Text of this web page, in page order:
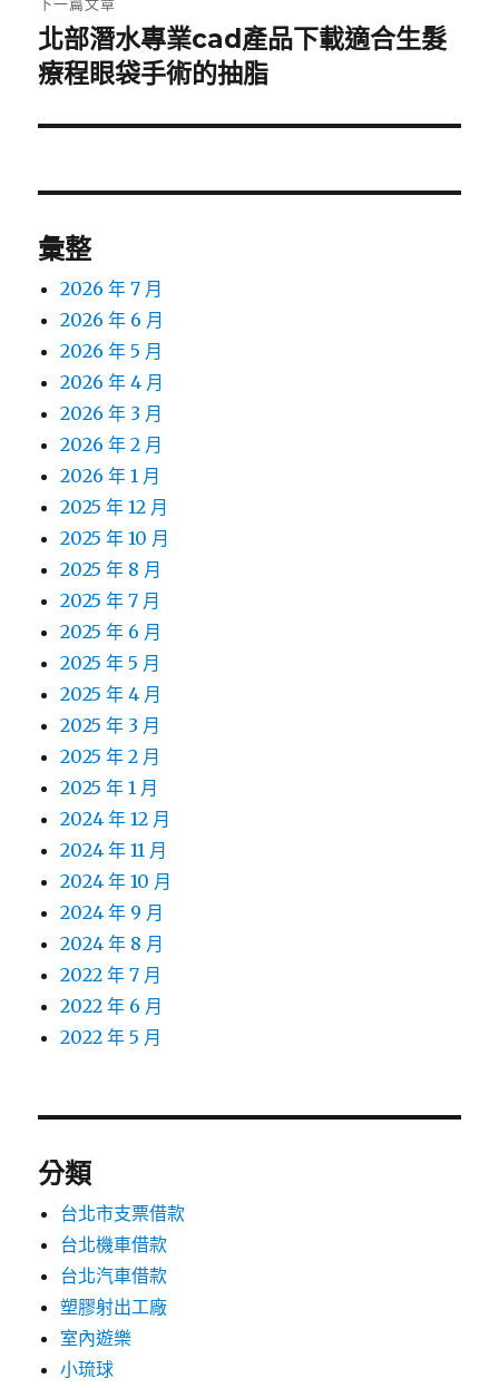
下
一
文
北部潛水專業cad產品下載適合生髮
療程眼袋手術的抽脂
彙整
2026 年 7 月
2026 年 6 月
2026 年 5 月
2026 年 4 月
2026 年 3 月
2026 年 2 月
2026 年 1 月
2025 年 12 月
2025 年 10 月
2025 年 8 月
2025 年 7 月
2025 年 6 月
2025 年 5 月
2025 年 4 月
2025 年 3 月
2025 年 2 月
2025 年 1 月
2024 年 12 月
2024 年 11 月
2024 年 10 月
2024 年 9 月
2024 年 8 月
2022 年 7 月
2022 年 6 月
2022 年 5 月
分類
台北市支票借款
台北機車借款
台北汽車借款
塑膠射出工廠
室內遊樂
小琉球